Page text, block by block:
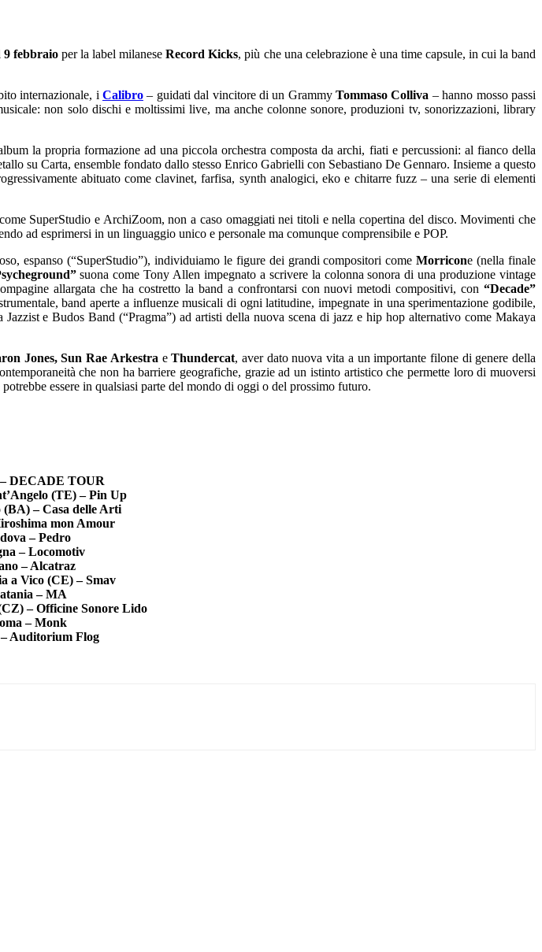
9 febbraio per la label milaneseRecord Kicks, più che una celebrazione è una time capsule, in cui la band
internazionale, i Calibro– guidati dal vincitore di un GrammyTommaso Colliva – hanno mosso passi
non solo dischi e moltissimi live, ma anche colonne sonore, produzioni tv, sonorizzazioni, library
la propria formazione ad una piccola orchestra composta da archi, fiati e percussioni: al fianco della
su Carta, ensemble fondato dallo stesso Enrico Gabrielli con Sebastiano De Gennaro. Insieme a questo
abituato come clavinet, farfisa, synth analogici, eko e chitarre fuzz – una serie di elementi
SuperStudio e ArchiZoom, non a caso omaggiati nei titoli e nella copertina del disco. Movimenti che
ad esprimersi in un linguaggio unico e personale ma comunque comprensibile e POP.
espanso (“SuperStudio”), individuiamo le figure dei grandi compositori comeMorricone (nella finale
suona come Tony Allen impegnato a scrivere la colonna sonora di una produzione vintage
allargata che ha costretto la band a confrontarsi con nuovi metodi compositivi, con“Decade”
band aperte a influenze musicali di ogni latitudine, impegnate in una sperimentazione godibile,
e Budos Band (“Pragma”) ad artisti della nuova scena di jazz e hip hop alternativo come Makaya
Jones, Sun Rae Arkestra eThundercat, aver dato nuova vita a un importante filone di genere della
che non ha barriere geografiche, grazie ad un istinto artistico che permette loro di muoversi
essere in qualsiasi parte del mondo di oggi o del prossimo futuro.
DECADE TOUR
(TE) – Pin Up
(BA) – Casa delle Arti
mon Amour
– Pedro
– Locomotiv
– Alcatraz
a Vico (CE) – Smav
– MA
– Officine Sonore Lido
– Monk
Auditorium Flog